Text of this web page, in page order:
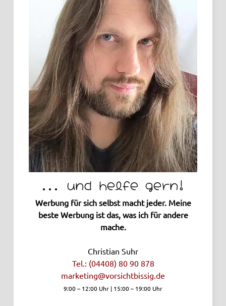
... und helfe gern!
Werbung für sich selbst macht jeder. Meine
beste Werbung ist das, was ich für andere
mache.
Christian Suhr
Tel.: (04408) 80 90 878
marketing­@vorsichtbissig.de
9:00 – 12:00 Uhr | 15:00 – 19:00 Uhr